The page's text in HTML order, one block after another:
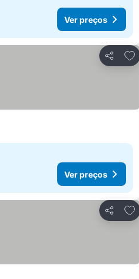
Ver preços
Partilhar
Ver preços
Partilhar